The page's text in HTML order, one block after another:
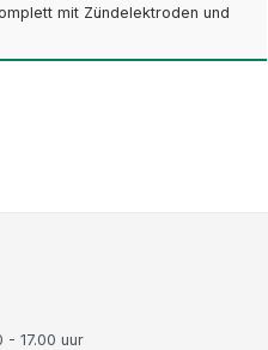
mit Zündelektroden und
- 17.00 uur